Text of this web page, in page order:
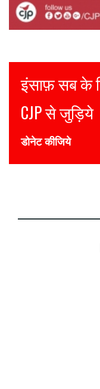
Justice for all
Join CJP
DONATE NOW